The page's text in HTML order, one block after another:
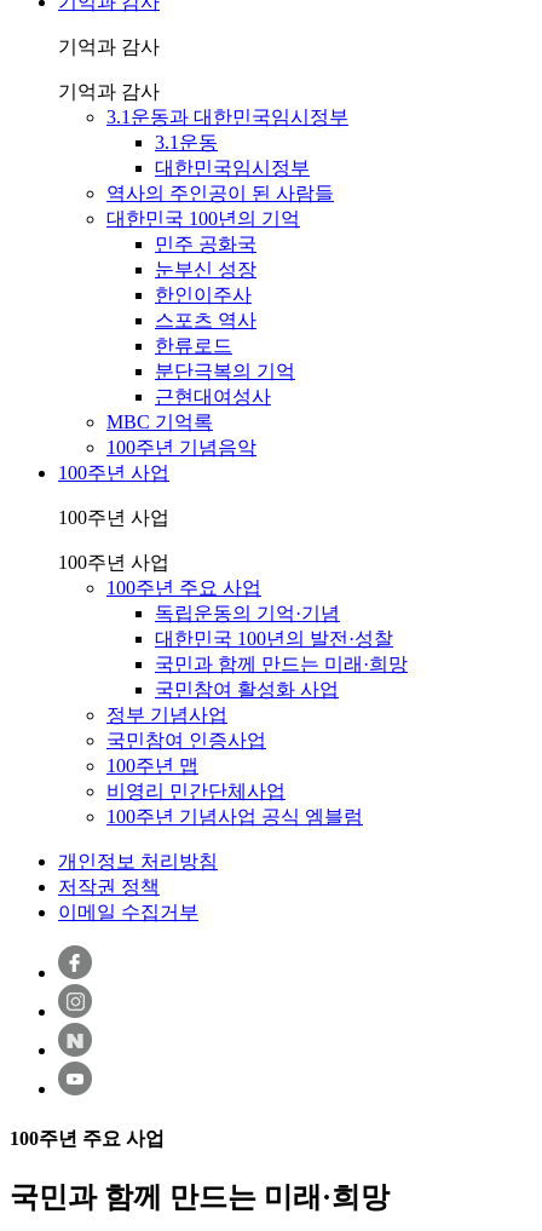
기억과 감사
기억과 감사
3.1운동과 대한민국임시정부
3.1운동
대한민국임시정부
역사의 주인공이 된 사람들
대한민국 100년의 기억
민주 공화국
눈부신 성장
한인이주사
스포츠 역사
한류로드
분단극복의 기억
근현대여성사
MBC 기억록
100주년 기념음악
100주년 사업
100주년 사업
100주년 사업
100주년 주요 사업
독립운동의 기억·기념
대한민국 100년의 발전·성찰
국민과 함께 만드는 미래·희망
국민참여 활성화 사업
정부 기념사업
국민참여 인증사업
100주년 맵
비영리 민간단체사업
100주년 기념사업 공식 엠블럼
개인정보 처리방침
저작권 정책
이메일 수집거부
100주년 주요 사업
국민과 함께 만드는 미래·희망